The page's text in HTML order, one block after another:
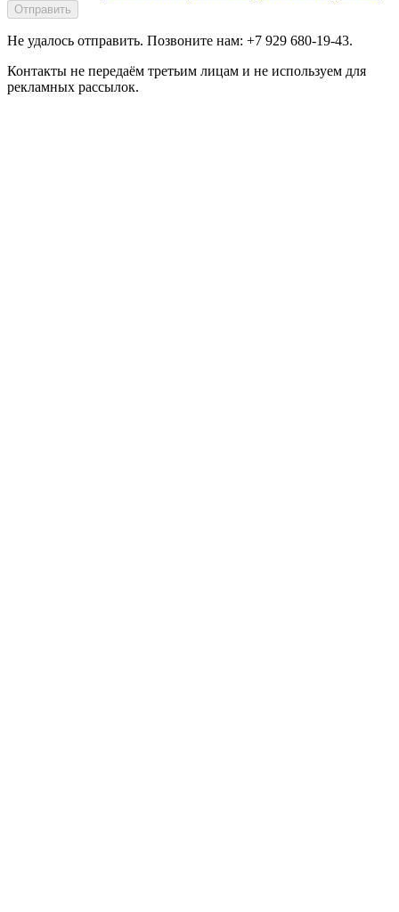
Отправить
Не удалось отправить. Позвоните нам: +7 929 680-19-43.
Контакты не передаём третьим лицам и не используем для
рекламных рассылок.